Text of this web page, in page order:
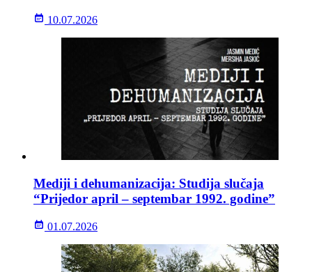
10.07.2026
Mediji i dehumanizacija: Studija slučaja
“Prijedor april – septembar 1992. godine”
01.07.2026